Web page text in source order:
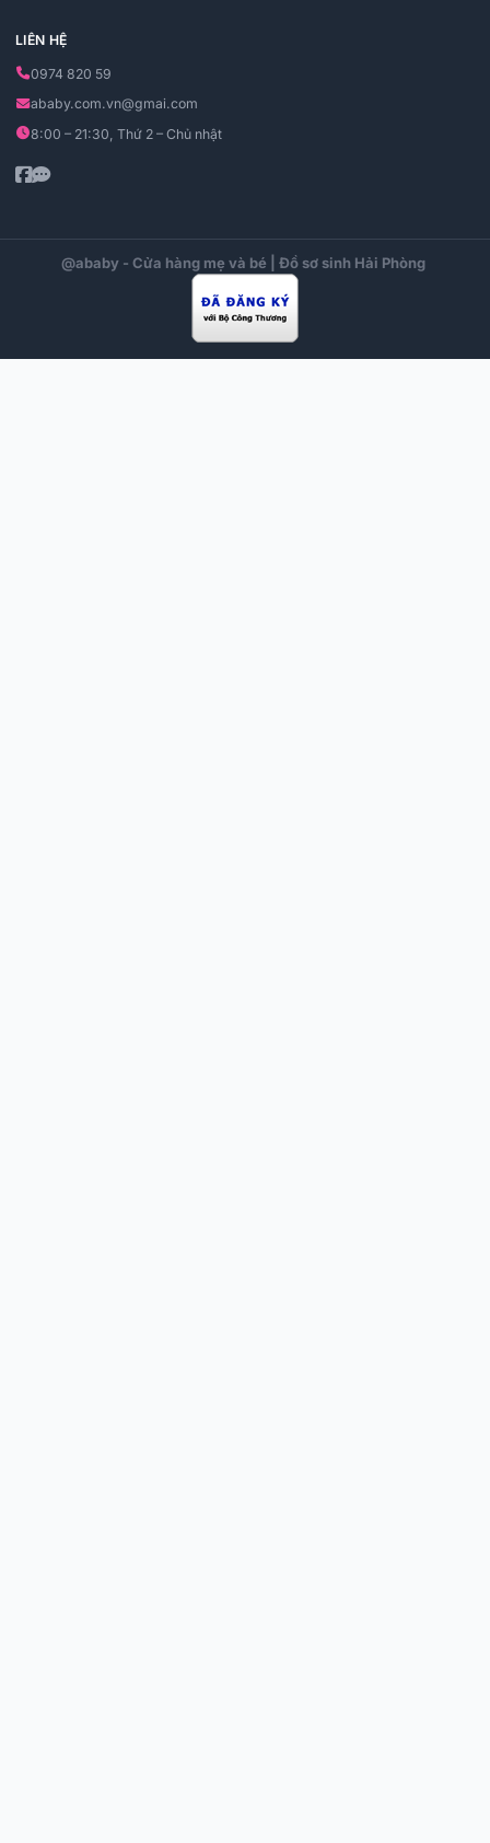
LIÊN HỆ
0974 820 59
ababy.com.vn@gmai.com
8:00 – 21:30, Thứ 2 – Chủ nhật
@ababy - Cửa hàng mẹ và bé | Đồ sơ sinh Hải Phòng